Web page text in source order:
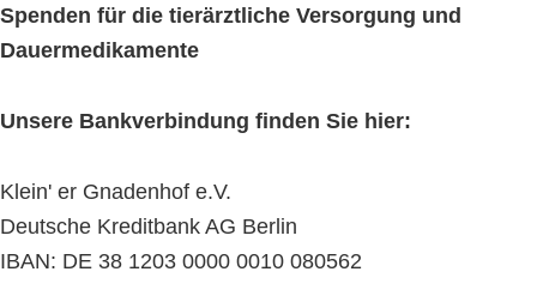
Spenden für die tierärztliche Versorgung und
Dauermedikamente
Unsere Bankverbindung finden Sie hier:
Klein' er Gnadenhof e.V.
Deutsche Kreditbank AG Berlin
IBAN: DE 38 1203 0000 0010 080562